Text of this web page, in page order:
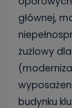
głównej,
żużlowy
budynku